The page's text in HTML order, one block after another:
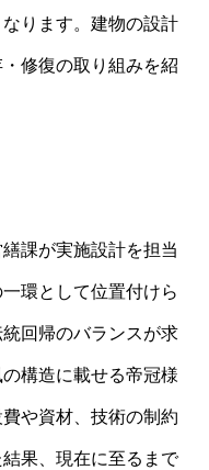
ります。建物の設計
修復の取り組みを紹
課が実施設計を担当
環として位置付けら
回帰のバランスが求
構造に載せる帝冠様
や資材、技術の制約
果、現在に至るまで